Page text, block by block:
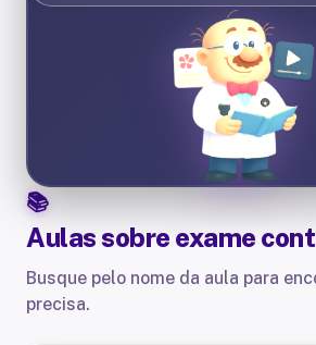
Aulas sobre exame
Busque pelo nome da aula para
precisa.